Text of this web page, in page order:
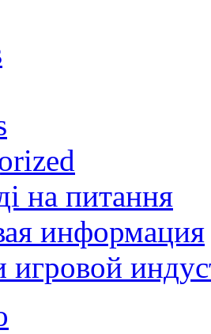
на питання
информация
игровой